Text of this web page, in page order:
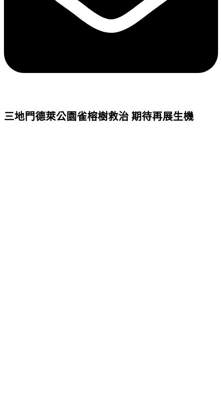
三地門德萊公園雀榕樹救治 期待再展生機